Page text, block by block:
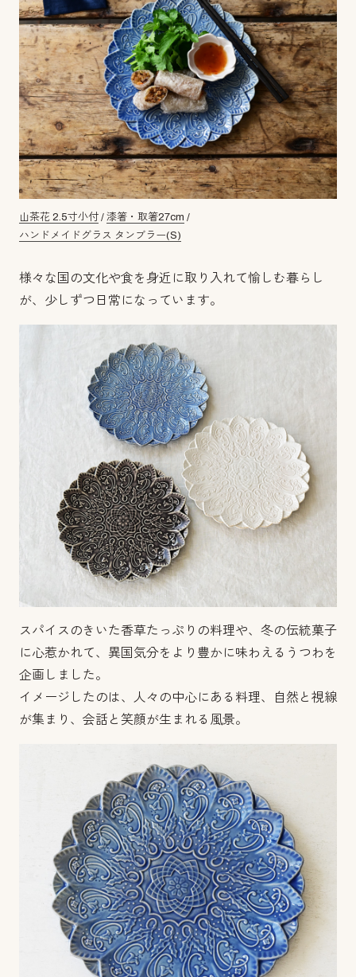
山茶花 2.5寸小付 / 漆箸・取箸27cm /
ハンドメイドグラス タンブラー(S)
様々な国の文化や食を身近に取り入れて愉しむ暮らし
が、少しずつ日常になっています。
スパイスのきいた香草たっぷりの料理や、冬の伝統菓子
に心惹かれて、異国気分をより豊かに味わえるうつわを
企画しました。
イメージしたのは、人々の中心にある料理、自然と視線
が集まり、会話と笑顔が生まれる風景。